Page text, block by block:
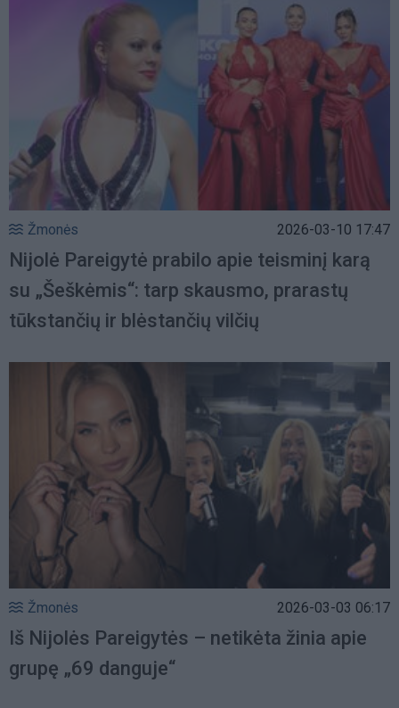
Žmonės 2026-03-10 17:47
Nijolė Pareigytė prabilo apie teisminį karą
su „Šeškėmis“: tarp skausmo, prarastų
tūkstančių ir blėstančių vilčių
Žmonės 2026-03-03 06:17
Iš Nijolės Pareigytės – netikėta žinia apie
grupę „69 danguje“